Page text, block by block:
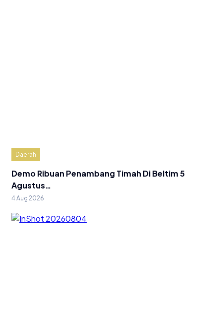
Daerah
Demo Ribuan Penambang Timah Di Beltim 5
Agustus…
4 Aug 2026